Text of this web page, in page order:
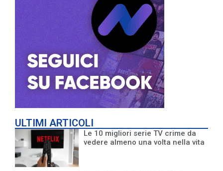
ULTIMI ARTICOLI
Le 10 migliori serie TV crime da
vedere almeno una volta nella vita